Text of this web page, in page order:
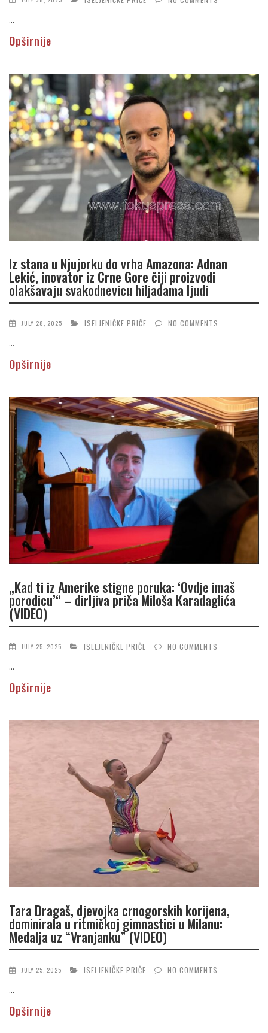
...
Opširnije
Iz stana u Njujorku do vrha Amazona: Adnan
Lekić, inovator iz Crne Gore čiji proizvodi
olakšavaju svakodnevicu hiljadama ljudi
JULY 28, 2025 ISELJENIČKE PRIČE NO COMMENTS
...
Opširnije
„Kad ti iz Amerike stigne poruka: ‘Ovdje imaš
porodicu’“ – dirljiva priča Miloša Karadaglića
(VIDEO)
JULY 25, 2025 ISELJENIČKE PRIČE NO COMMENTS
...
Opširnije
Tara Dragaš, djevojka crnogorskih korijena,
dominirala u ritmičkoj gimnastici u Milanu:
Medalja uz “Vranjanku” (VIDEO)
JULY 25, 2025 ISELJENIČKE PRIČE NO COMMENTS
...
Opširnije